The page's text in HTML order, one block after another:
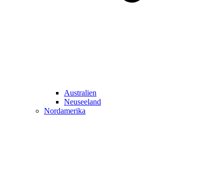
Australien
Neuseeland
Nordamerika